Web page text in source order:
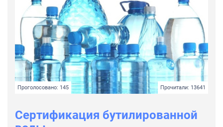
Проголосовано: 145 Прочитали: 13641
Сертификация бутилированной